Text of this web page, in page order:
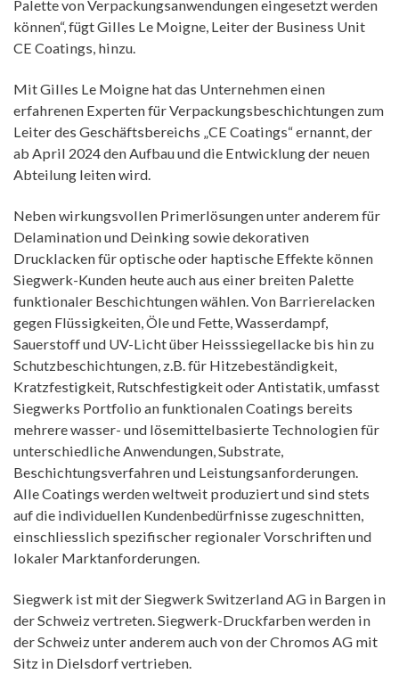
Palette von Verpackungsanwendungen eingesetzt werden
können“, fügt Gilles Le Moigne, Leiter der Business Unit
CE Coatings, hinzu.
Mit Gilles Le Moigne hat das Unternehmen einen
erfahrenen Experten für Verpackungsbeschichtungen zum
Leiter des Geschäftsbereichs „CE Coatings“ ernannt, der
ab April 2024 den Aufbau und die Entwicklung der neuen
Abteilung leiten wird.
Neben wirkungsvollen Primerlösungen unter anderem für
Delamination und Deinking sowie dekorativen
Drucklacken für optische oder haptische Effekte können
Siegwerk-Kunden heute auch aus einer breiten Palette
funktionaler Beschichtungen wählen. Von Barrierelacken
gegen Flüssigkeiten, Öle und Fette, Wasserdampf,
Sauerstoff und UV-Licht über Heisssiegellacke bis hin zu
Schutzbeschichtungen, z.B. für Hitzebeständigkeit,
Kratzfestigkeit, Rutschfestigkeit oder Antistatik, umfasst
Siegwerks Portfolio an funktionalen Coatings bereits
mehrere wasser- und lösemittelbasierte Technologien für
unterschiedliche Anwendungen, Substrate,
Beschichtungsverfahren und Leistungsanforderungen.
Alle Coatings werden weltweit produziert und sind stets
auf die individuellen Kundenbedürfnisse zugeschnitten,
einschliesslich spezifischer regionaler Vorschriften und
lokaler Marktanforderungen.
Siegwerk ist mit der Siegwerk Switzerland AG in Bargen in
der Schweiz vertreten. Siegwerk-Druckfarben werden in
der Schweiz unter anderem auch von der Chromos AG mit
Sitz in Dielsdorf vertrieben.